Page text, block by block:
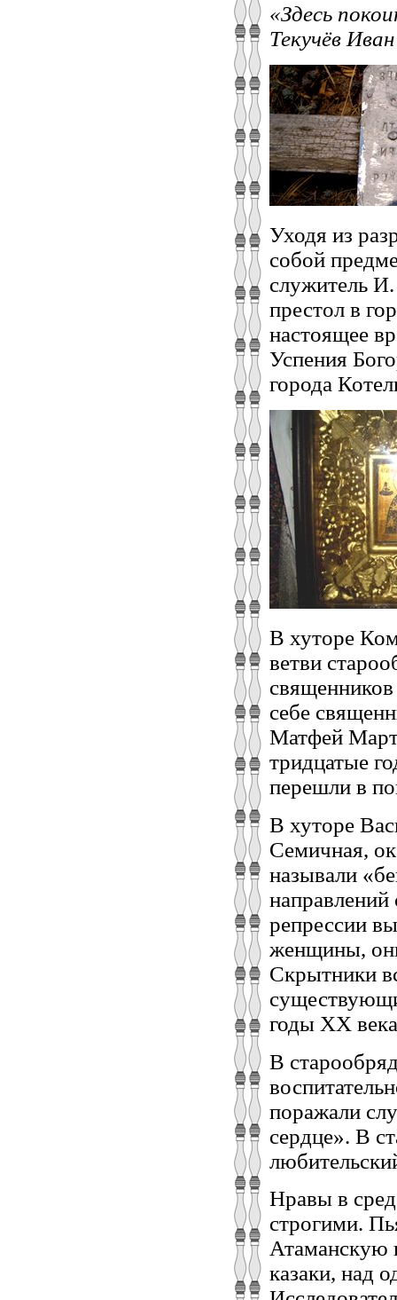
«Здесь
Текучёв
Уходя из
собой
служитель
престол в
настоящее
Успения
города
В хуторе
ветви
себе
Матфей
тридцатые
перешли в
В хуторе
Семичная,
называли
направлений
репрессии
женщины,
Скрытники
годы XX
В
поражали
сердце». В
Нравы в
строгими.
Атаманскую
казаки, над